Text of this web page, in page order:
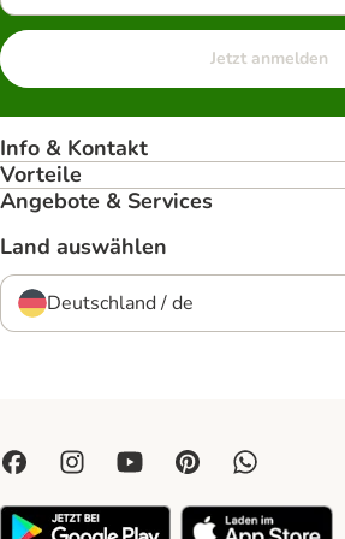
Jetzt anmelden
Info & Kontakt
Vorteile
Angebote & Services
Land auswählen
Deutschland / de